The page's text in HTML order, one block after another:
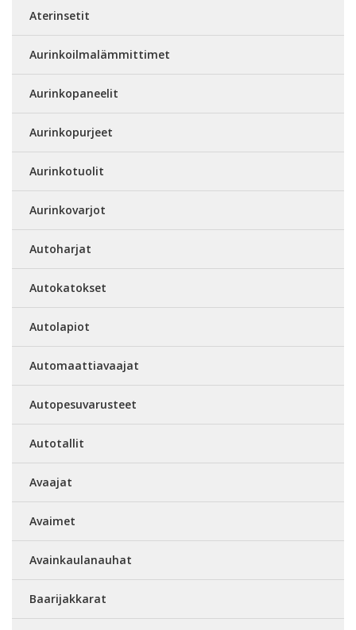
Aterinsetit
Aurinkoilmalämmittimet
Aurinkopaneelit
Aurinkopurjeet
Aurinkotuolit
Aurinkovarjot
Autoharjat
Autokatokset
Autolapiot
Automaattiavaajat
Autopesuvarusteet
Autotallit
Avaajat
Avaimet
Avainkaulanauhat
Baarijakkarat